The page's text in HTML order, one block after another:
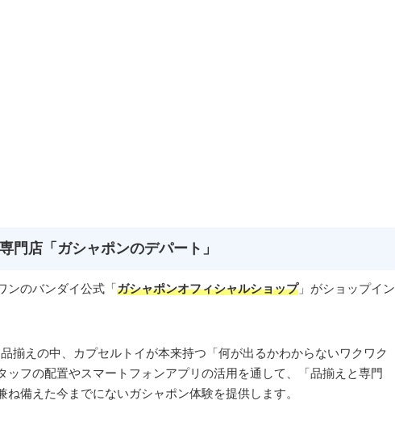
門店「ガシャポンのデパート」
ンのバンダイ公式「ガシャポンオフィシャルショップ」がショップイン
揃えの中、カプセルトイが本来持つ「何が出るかわからないワクワク
ッフの配置やスマートフォンアプリの活用を通して、「品揃えと専門
備えた今までにないガシャポン体験を提供します。